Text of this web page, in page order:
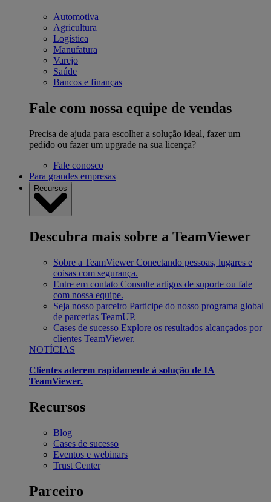
Automotiva
Agricultura
Logística
Manufatura
Varejo
Saúde
Bancos e finanças
Fale com nossa equipe de vendas
Precisa de ajuda para escolher a solução ideal, fazer um
pedido ou fazer um upgrade na sua licença?
Fale conosco
Para grandes empresas
Recursos
Descubra mais sobre a TeamViewer
Sobre a TeamViewer Conectando pessoas, lugares e
coisas com segurança.
Entre em contato Consulte artigos de suporte ou fale
com nossa equipe.
Seja nosso parceiro Participe do nosso programa global
de parcerias TeamUP.
Cases de sucesso Explore os resultados alcançados por
clientes TeamViewer.
NOTÍCIAS
Clientes aderem rapidamente à solução de IA
TeamViewer.
Recursos
Blog
Cases de sucesso
Eventos e webinars
Trust Center
Parceiro